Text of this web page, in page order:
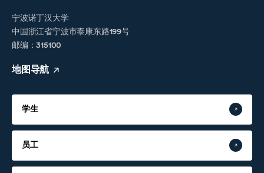
宁波诺丁汉大学
中国浙江省宁波市泰康东路199号
邮编：315100
地图导航
学生
员工